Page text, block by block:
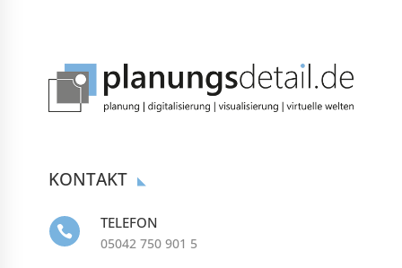
KONTAKT
 TELEFON
05042 750 901 5